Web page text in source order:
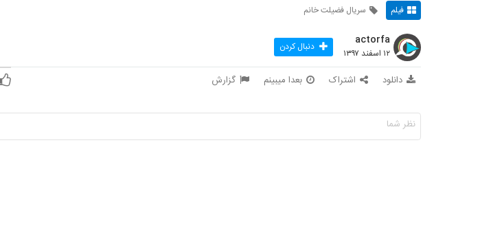
فیلم سریال فضیلت خانم
actorfa
۱۲ اسفند ۱۳۹۷ دنبال کردن
دانلود اشتراک بعدا میبینم گزارش